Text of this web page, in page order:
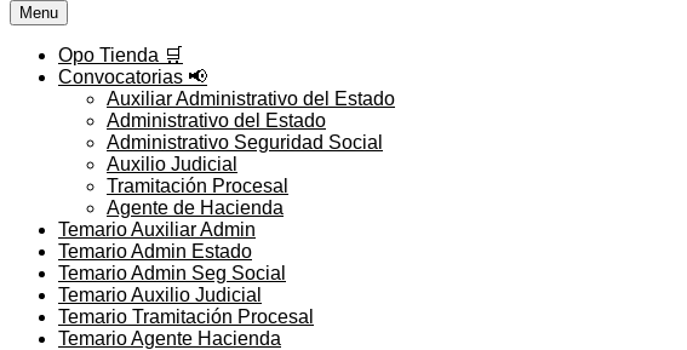
Menu
Opo Tienda 🛒
Convocatorias 📢
Auxiliar Administrativo del Estado
Administrativo del Estado
Administrativo Seguridad Social
Auxilio Judicial
Tramitación Procesal
Agente de Hacienda
Temario Auxiliar Admin
Temario Admin Estado
Temario Admin Seg Social
Temario Auxilio Judicial
Temario Tramitación Procesal
Temario Agente Hacienda